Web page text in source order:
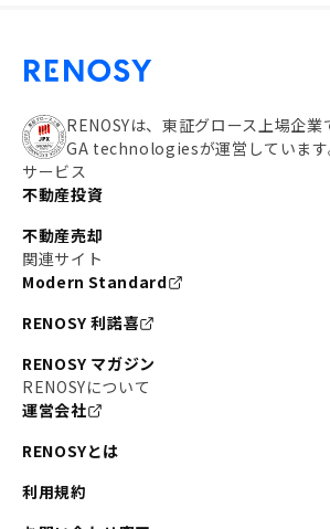
RENOSYは、東証グロース上場企業
GA technologiesが運営しています
サービス
不動産投資
不動産売却
関連サイト
Modern Standard
RENOSY 利諾喜
RENOSY マガジン
RENOSYについて
運営会社
RENOSYとは
利用規約